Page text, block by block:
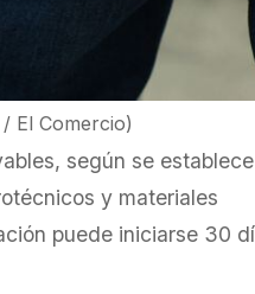
El Comercio)
según se
y materiales
puede iniciarse 30